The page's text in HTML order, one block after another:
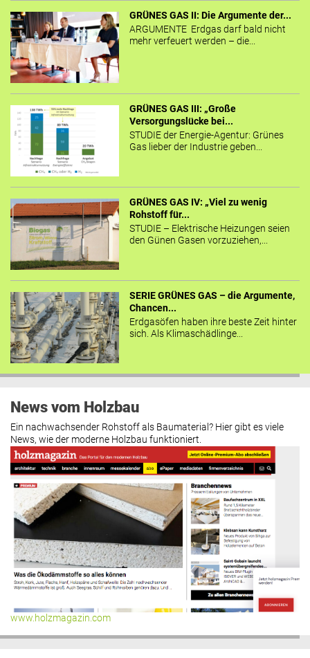
GRÜNES GAS II: Die Argumente der...
ARGUMENTE Erdgas darf bald nicht
mehr verfeuert werden – die...
GRÜNES GAS III: „Große
Versorgungslücke bei...
STUDIE der Energie-Agentur: Grünes
Gas lieber der Industrie geben...
GRÜNES GAS IV: „Viel zu wenig
Rohstoff für...
STUDIE – Elektrische Heizungen seien
den Günen Gasen vorzuziehen,...
SERIE GRÜNES GAS – die Argumente,
Chancen...
Erdgasöfen haben ihre beste Zeit hinter
sich. Als Klimaschädlinge...
News vom Holzbau
Ein nachwachsender Rohstoff als Baumaterial? Hier gibt es viele
News, wie der moderne Holzbau funktioniert.
www.holzmagazin.com